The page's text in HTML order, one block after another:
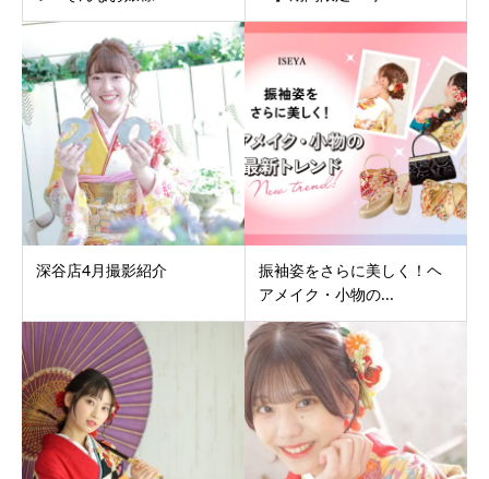
深谷店4月撮影紹介
振袖姿をさらに美しく！ヘ
アメイク・小物の...